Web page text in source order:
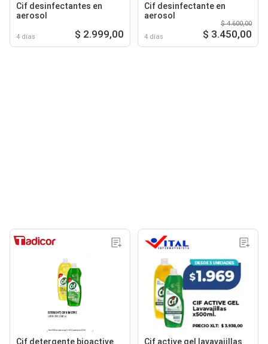
Cif desinfectantes en
aerosol
4 días $ 2.999,00
Cif desinfectante en
aerosol
4 días
$ 4.600,00
$ 3.450,00
Cif detergente bioactive Cif active gel lavavajillas